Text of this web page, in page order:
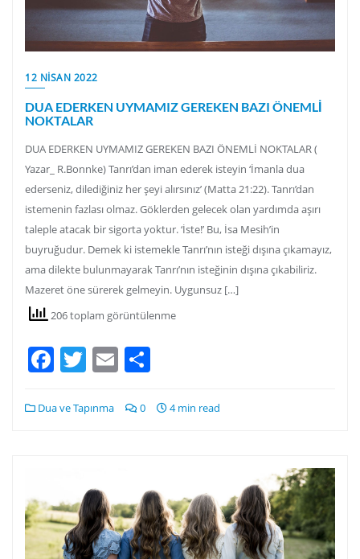
12 NISAN 2022
DUA EDERKEN UYMAMIZ GEREKEN BAZI ÖNEMLİ
NOKTALAR
DUA EDERKEN UYMAMIZ GEREKEN BAZI ÖNEMLİ NOKTALAR (
Yazar_ R.Bonnke) Tanrı’dan iman ederek isteyin ‘İmanla dua
ederseniz, dilediğiniz her şeyi alırsınız’ (Matta 21:22). Tanrı’dan
istemenin fazlası olmaz. Göklerden gelecek olan yardımda aşırı
taleple atacak bir sigorta yoktur. ‘İste!’ Bu, İsa Mesih’in
buyruğudur. Demek ki istemekle Tanrı’nın isteği dışına çıkamayız,
ama dilekte bulunmayarak Tanrı’nın isteğinin dışına çıkabiliriz.
Mazeret öne sürerek gelmeyin. Uygunsuz […]
206 toplam görüntülenme
Facebook
Twitter
Email
Dua ve Tapınma 0 4 min read